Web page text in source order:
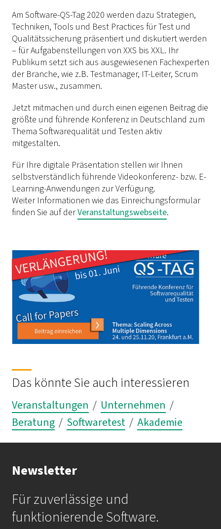
Am Software-QS-Tag 2020 werden dazu Strategien,
Techniken, Tools und Best Practices für Test und
Qualitätssicherung präsentiert und diskutiert werden
– für Aufgabenstellungen von XXS bis XXL. Ihr
Publikum setzt sich aus ausgewiesenen Fachexperten
der Branche, wie z.B. Testmanager, IT-Leiter, Scrum
Master usw., zusammen.
Jetzt mitmachen und durch einen eigenen Beitrag die
größte und führende Konferenz in Deutschland zum
Thema Softwarequalität und Testen aktiv
mitgestalten.
Für Ihre digitale Präsentation stellen wir Ihnen
selbstverständlich führende Videokonferenz- bzw. E-
Learning-Anwendungen zur Verfügung.
Weiter Informationen wie das Einreichungsformular
finden Sie auf derVeranstaltungswebseite.
Das könnte Sie auch interessieren
Veranstaltungen / Unternehmen /
Beratung / Softwaretest / Akademie
Newsletter
Für zuverlässige und
funktionierende Software.